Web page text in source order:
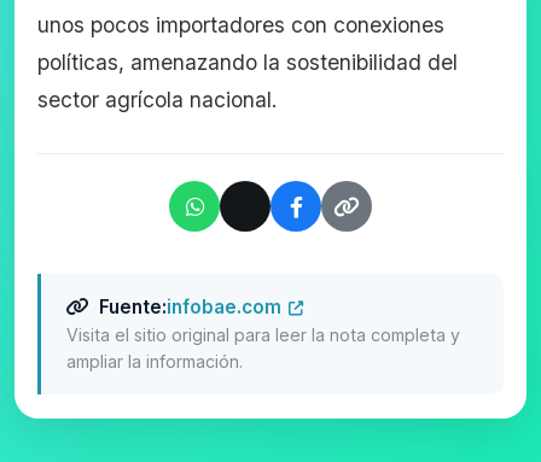
unos pocos importadores con conexiones
políticas, amenazando la sostenibilidad del
sector agrícola nacional.
Fuente:infobae.com
Visita el sitio original para leer la nota completa y
ampliar la información.